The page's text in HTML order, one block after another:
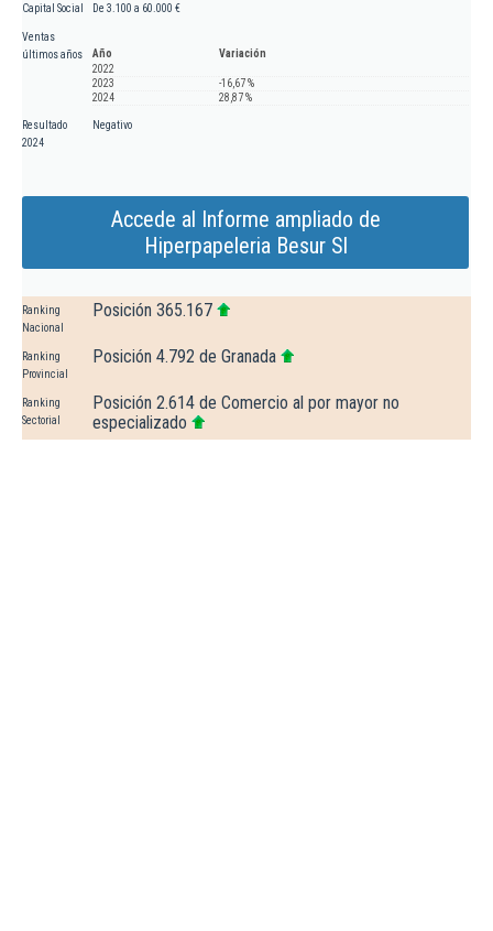
Capital Social De 3.100 a 60.000 €
Ventas
últimos años
Año
Variación
2022
2023
-16,67 %
2024
28,87 %
Resultado
2024
Negativo
Accede al Informe ampliado de
Hiperpapeleria Besur Sl
Ranking
Nacional
Posición 365.167
Ranking
Provincial
Posición 4.792 de Granada
Ranking
Sectorial
Posición 2.614 de Comercio al por mayor no
especializado